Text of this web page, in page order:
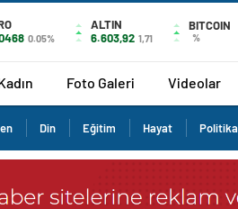
0.05%
ALTIN
6.603,92 1,71
BITCOIN
%
Foto Galeri Videolar
Din Eğitim Hayat Politika